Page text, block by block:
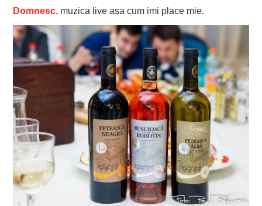
Domnesc, muzica live asa cum imi place mie.